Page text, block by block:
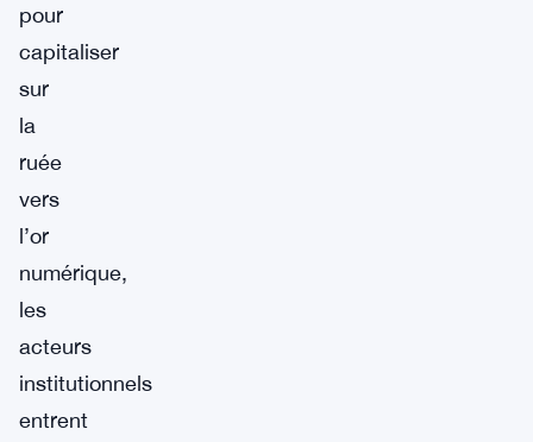
pour
capitaliser
sur
la
ruée
vers
l’or
numérique,
les
acteurs
institutionnels
entrent